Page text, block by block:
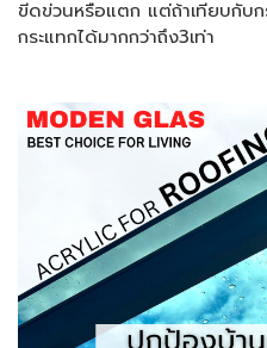
ขีดข่วนหรือแตก แต่ถ้าเทียบกับ
กระแทกได้มากกว่าถึง3เท่า